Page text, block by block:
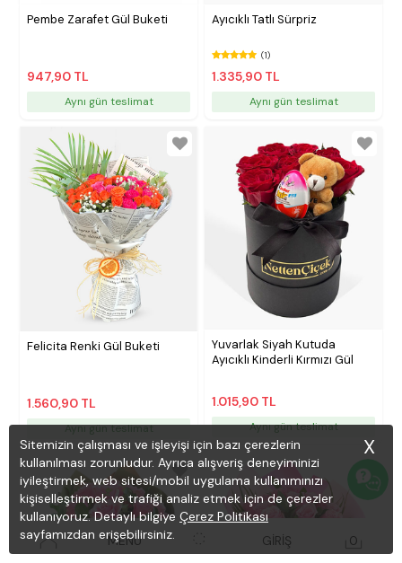
MENÜ GİRİŞ 0
Pembe Zarafet Gül Buketi
947,90 TL
Aynı gün teslimat
Ayıcıklı Tatlı Sürpriz
(1)
1.335,90 TL
Aynı gün teslimat
Felicita Renki Gül Buketi
1.560,90 TL
Aynı gün teslimat
Yuvarlak Siyah Kutuda
Ayıcıklı Kinderli Kırmızı Gül
1.015,90 TL
Aynı gün teslimat
Sitemizin çalışması ve işleyişi için bazı çerezlerin
kullanılması zorunludur. Ayrıca alışveriş deneyiminizi
iyileştirmek, web sitesi/mobil uygulama kullanımınızı
kişiselleştirmek ve trafiği analiz etmek için de çerezler
kullanıyoruz. Detaylı bilgiye Çerez Politikası
sayfamızdan erişebilirsiniz.
X